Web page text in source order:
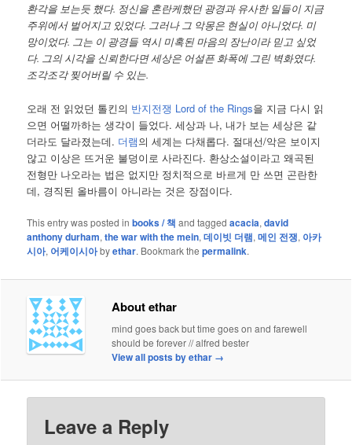
환각을 보는듯 했다. 정신을 혼란케했던 광경과 유사한 일들이 지금
주위에서 벌어지고 있었다. 그러나 그 악몽은 현실이 아니었다. 미
망이었다. 그는 이 광경들 역시 미혹된 마음의 장난이라 믿고 싶었
다. 그의 시각을 신뢰한다면 세상은 어설픈 화폭에 그린 벽화였다.
조각조각 찢어버릴 수 있는.
오래 전 읽었던 톨킨의 반지전쟁 Lord of the Rings을 지금 다시 읽
으면 어떨까하는 생각이 들었다. 세상과 나, 내가 보는 세상은 같
더라도 달라졌는데. 더램의 세계는 다채롭다. 절대선/악은 보이지
않고 이상은 뜨거운 불덩이로 사라진다. 환상소설이라고 왜곡된
전형만 나오라는 법은 없지만 정치적으로 바르게 만 쓰면 곤란한
데, 경직된 올바름이 아니라는 것은 장점이다.
This entry was posted inbooks / 책 and taggedacacia,david
anthony durham,the war with the mein,데이빗 더램,메인 전쟁, 아카
시아, 어케이시아byethar. Bookmark thepermalink.
About ethar
mind goes back but time goes on and farewell
should be forever // alfred bester
View all posts by ethar →
Leave a Reply